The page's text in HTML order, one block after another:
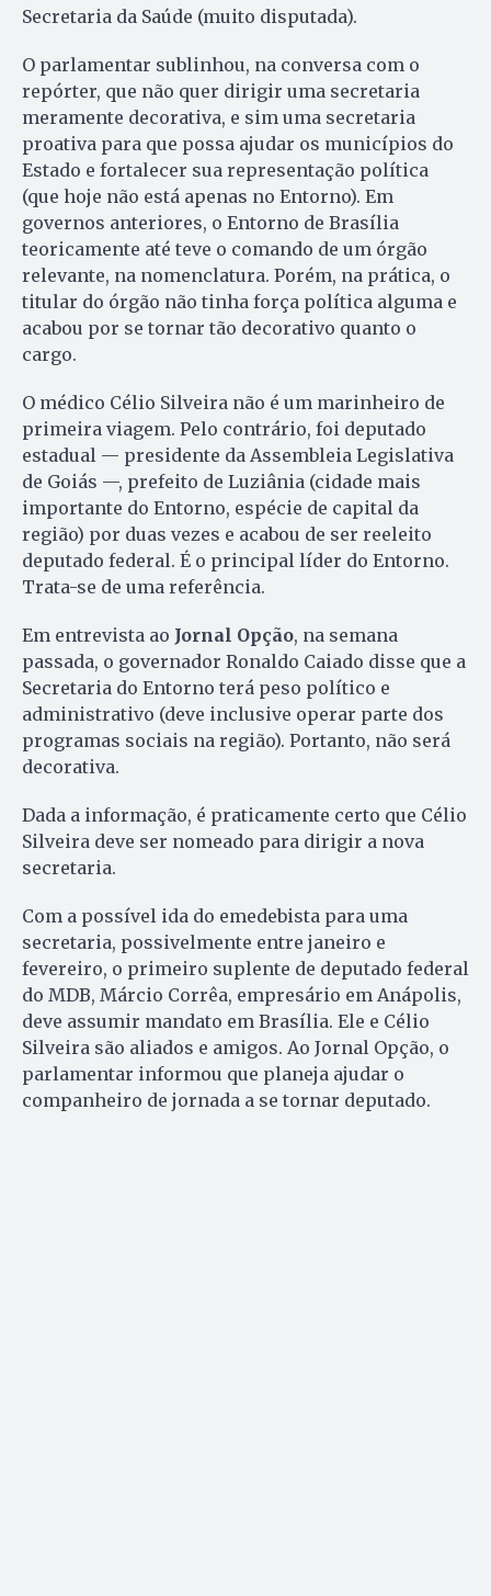
Secretaria da Saúde (muito disputada).
O parlamentar sublinhou, na conversa com o
repórter, que não quer dirigir uma secretaria
meramente decorativa, e sim uma secretaria
proativa para que possa ajudar os municípios do
Estado e fortalecer sua representação política
(que hoje não está apenas no Entorno). Em
governos anteriores, o Entorno de Brasília
teoricamente até teve o comando de um órgão
relevante, na nomenclatura. Porém, na prática, o
titular do órgão não tinha força política alguma e
acabou por se tornar tão decorativo quanto o
cargo.
O médico Célio Silveira não é um marinheiro de
primeira viagem. Pelo contrário, foi deputado
estadual — presidente da Assembleia Legislativa
de Goiás —, prefeito de Luziânia (cidade mais
importante do Entorno, espécie de capital da
região) por duas vezes e acabou de ser reeleito
deputado federal. É o principal líder do Entorno.
Trata-se de uma referência.
Em entrevista ao Jornal Opção, na semana
passada, o governador Ronaldo Caiado disse que a
Secretaria do Entorno terá peso político e
administrativo (deve inclusive operar parte dos
programas sociais na região). Portanto, não será
decorativa.
Dada a informação, é praticamente certo que Célio
Silveira deve ser nomeado para dirigir a nova
secretaria.
Com a possível ida do emedebista para uma
secretaria, possivelmente entre janeiro e
fevereiro, o primeiro suplente de deputado federal
do MDB, Márcio Corrêa, empresário em Anápolis,
deve assumir mandato em Brasília. Ele e Célio
Silveira são aliados e amigos. Ao Jornal Opção, o
parlamentar informou que planeja ajudar o
companheiro de jornada a se tornar deputado.